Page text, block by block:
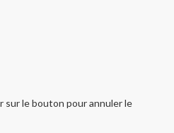
sur le bouton pour annuler le